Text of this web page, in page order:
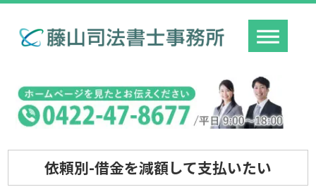
依頼別-借金を減額して支払いたい